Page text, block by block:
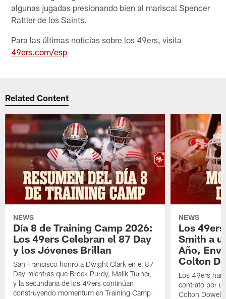
algunas jugadas presionando bien al mariscal Spencer
Rattler de los Saints.
Para las últimas noticias sobre los 49ers, visita
49ers.com/esp
Related Content
NEWS
Día 8 de Training Camp 2026:
Los 49ers Celebran el 87 Day
y los Jóvenes Brillan
San Francisco honró a Dwight Clark en el 87
Day mientras que Brock Purdy, Malik Turner,
y la secundaria de los 49ers continúan
construyendo momentum en Training Camp.
NEWS
Los
Smith a
Año,
Colton
Los 49ers
contrato por
Colton Dowell.